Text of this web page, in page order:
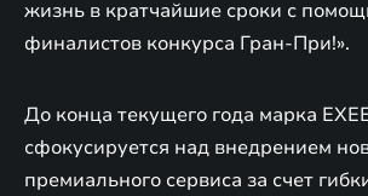
жизнь в кратчайшие сроки с
финалистов конкурса Гран-При!».
До конца текущего года марка
сфокусируется над внедрением
премиального сервиса за счет